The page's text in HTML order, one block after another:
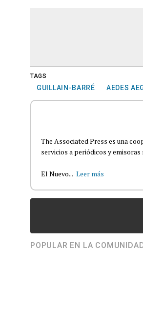
TAGS
GUILLAIN-BARRÉ AEDES
The Associated Press es una
servicios a periódicos y
El Nuevo... Leer más
POPULAR EN LA